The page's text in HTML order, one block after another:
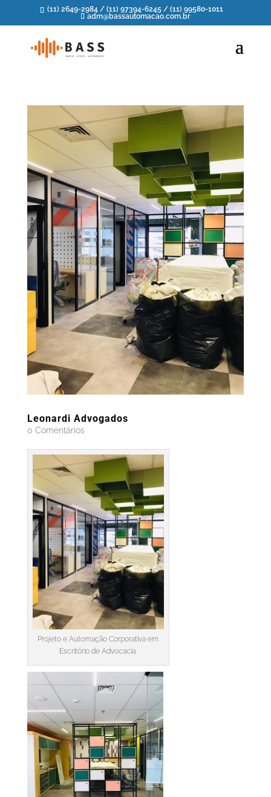
(11) 2649-2984 / (11) 97394-6245 / (11) 99580-1011
adm@bassautomacao.com.br
Leonardi Advogados
0 Comentários
Projeto e Automação Corporativa em
Escritório de Advocacia.